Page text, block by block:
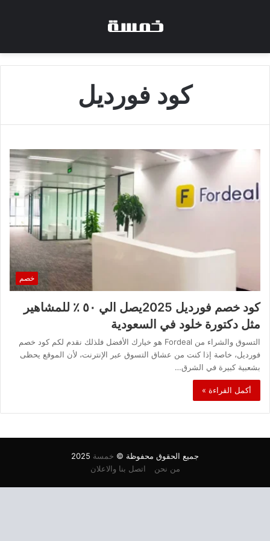
كود فورديل
خصم
كود خصم فورديل 2025يصل الي ٥٠ ٪ للمشاهير
مثل دكتورة خلود في السعودية
التسوق والشراء من Fordeal هو خيارك الأفضل فلذلك نقدم لكم كود خصم
فورديل، خاصة إذا كنت من عشاق التسوق عبر الإنترنت، لأن الموقع يحظى
بشعبية كبيرة في الشرق…
أكمل القراءة »
جميع الحقوق محفوظة © خمسة
من نحن
اتصل بنا والاعلان